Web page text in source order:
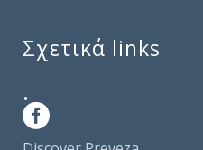
Σχετικά links
.